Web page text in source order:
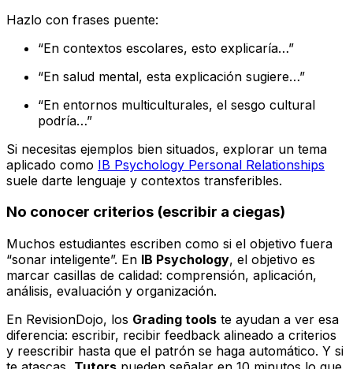
Hazlo con frases puente:
“En contextos escolares, esto explicaría…”
“En salud mental, esta explicación sugiere…”
“En entornos multiculturales, el sesgo cultural
podría…”
Si necesitas ejemplos bien situados, explorar un tema
aplicado como IB Psychology Personal Relationships
suele darte lenguaje y contextos transferibles.
No conocer criterios (escribir a ciegas)
Muchos estudiantes escriben como si el objetivo fuera
“sonar inteligente”. En IB Psychology, el objetivo es
marcar casillas de calidad: comprensión, aplicación,
análisis, evaluación y organización.
En RevisionDojo, los Grading tools te ayudan a ver esa
diferencia: escribir, recibir feedback alineado a criterios
y reescribir hasta que el patrón se haga automático. Y si